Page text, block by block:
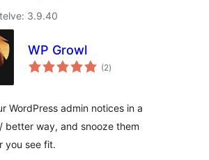
3.9.40
WP Growl
(2értékelés
összesen
)
WordPress admin notices in a
better way, and snooze them
you see fit.